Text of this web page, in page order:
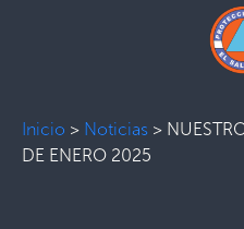
Inicio > Noticias >
DE ENERO 2025